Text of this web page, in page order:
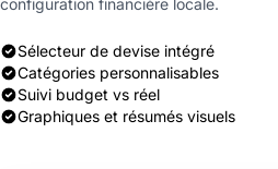
configuration financière locale.
Sélecteur de devise intégré
Catégories personnalisables
Suivi budget vs réel
Graphiques et résumés visuels